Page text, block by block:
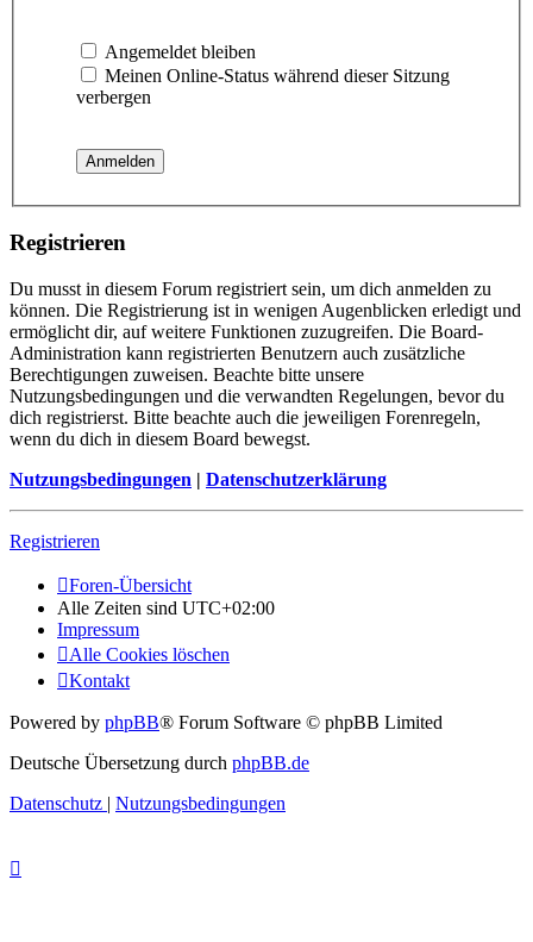
Angemeldet bleiben
Meinen Online-Status während dieser Sitzung
verbergen
Registrieren
Du musst in diesem Forum registriert sein, um dich anmelden zu
können. Die Registrierung ist in wenigen Augenblicken erledigt und
ermöglicht dir, auf weitere Funktionen zuzugreifen. Die Board-
Administration kann registrierten Benutzern auch zusätzliche
Berechtigungen zuweisen. Beachte bitte unsere
Nutzungsbedingungen und die verwandten Regelungen, bevor du
dich registrierst. Bitte beachte auch die jeweiligen Forenregeln,
wenn du dich in diesem Board bewegst.
Nutzungsbedingungen | Datenschutzerklärung
Registrieren
Foren-Übersicht
Alle Zeiten sind UTC+02:00
Impressum
Alle Cookies löschen
Kontakt
Powered by phpBB® Forum Software © phpBB Limited
Deutsche Übersetzung durch phpBB.de
Datenschutz | Nutzungsbedingungen